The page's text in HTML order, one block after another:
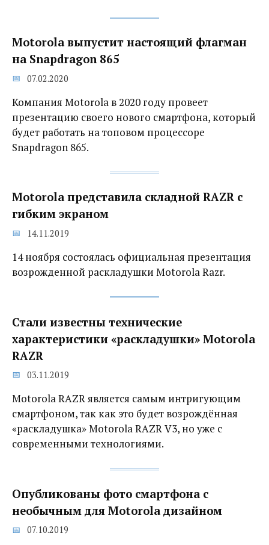
Motorola выпустит настоящий флагман
на Snapdragon 865
07.02.2020
Компания Motorola в 2020 году провеет
презентацию своего нового смартфона, который
будет работать на топовом процессоре
Snapdragon 865.
Motorola представила складной RAZR с
гибким экраном
14.11.2019
14 ноября состоялась официальная презентация
возрожденной раскладушки Motorola Razr.
Стали известны технические
характеристики «раскладушки» Motorola
RAZR
03.11.2019
Motorola RAZR является самым интригующим
смартфоном, так как это будет возрождённая
«раскладушка» Motorola RAZR V3, но уже с
современными технологиями.
Опубликованы фото смартфона с
необычным для Motorola дизайном
07.10.2019